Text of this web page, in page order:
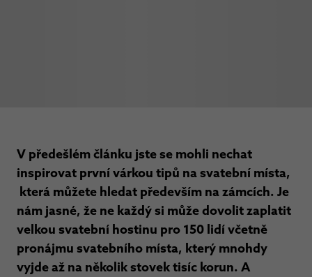
V předešlém článku jste se mohli nechat
inspirovat první várkou tipů na svatební místa,
která můžete hledat především na zámcích. Je
nám jasné, že ne každý si může dovolit zaplatit
velkou svatební hostinu pro 150 lidí včetně
pronájmu svatebního místa, který mnohdy
vyjde až na několik stovek tisíc korun. A